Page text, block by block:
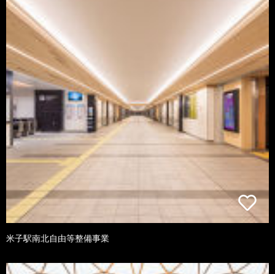
米子駅南北自由等整備事業